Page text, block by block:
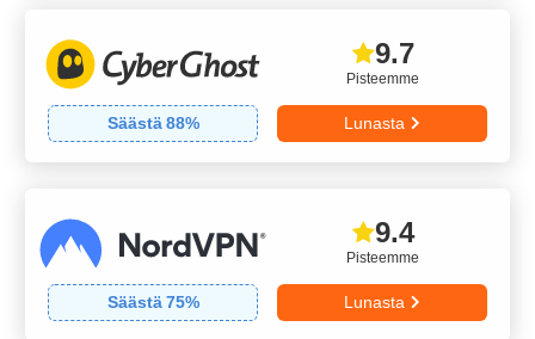
Pisteemme
9.7
Säästä 88% Lunasta
Pisteemme
9.4
Säästä 75% Lunasta